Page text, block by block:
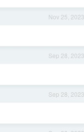
Nov 25, 2023
Sep 28, 2023
Sep 28, 2023